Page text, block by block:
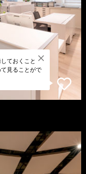
ておくこと
見ることがで